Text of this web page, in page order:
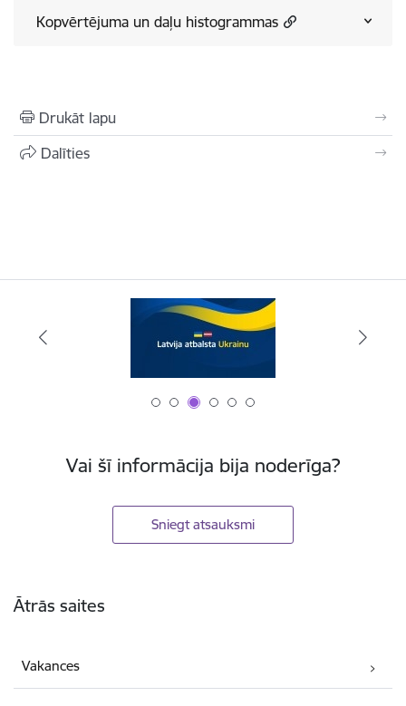
Kopvērtējuma un daļu histogrammas
Drukāt lapu
Dalīties
Vai šī informācija bija noderīga?
Sniegt atsauksmi
Ātrās saites
Vakances